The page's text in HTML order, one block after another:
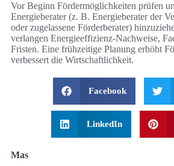
Vor Beginn Fördermöglichkeiten prüfen
Energieberater (z. B. Energieberater der
oder zugelassene Förderberater)
verlangen Energieeffizienz-Nachweise,
Fristen. Eine frühzeitige Planung erhöht
verbessert die Wirtschaftlichkeit.
Facebook
LinkedIn
Mas